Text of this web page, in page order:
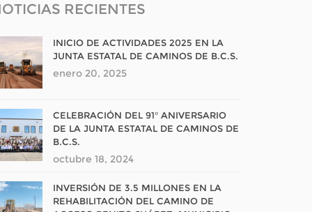
RECIENTES
INICIO DE ACTIVIDADES 2025 EN LA
JUNTA ESTATAL DE CAMINOS DE B.C.S.
enero 20, 2025
CELEBRACIÓN DEL 91° ANIVERSARIO
DE LA JUNTA ESTATAL DE CAMINOS DE
B.C.S.
octubre 18, 2024
INVERSIÓN DE 3.5 MILLONES EN LA
REHABILITACIÓN DEL CAMINO DE